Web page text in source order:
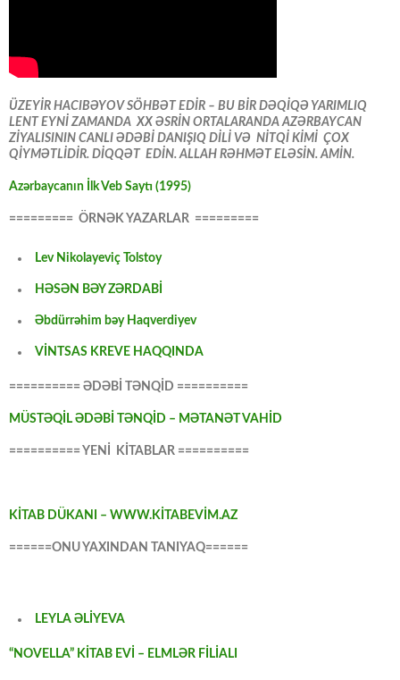
ÜZEYİR HACIBƏYOV SÖHBƏT EDİR – BU BİR DƏQİQƏ YARIMLIQ
LENT EYNİ ZAMANDA XX ƏSRİN ORTALARANDA AZƏRBAYCAN
ZİYALISININ CANLI ƏDƏBİ DANIŞIQ DİLİ VƏ NİTQİ KİMİ ÇOX
QİYMƏTLİDİR. DİQQƏT EDİN. ALLAH RƏHMƏT ELƏSİN. AMİN.
Azərbaycanın İlk Veb Saytı (1995)
========= ÖRNƏK YAZARLAR =========
Lev Nikolayeviç Tolstoy
HƏSƏN BƏY ZƏRDABİ
Əbdürrəhim bəy Haqverdiyev
VİNTSAS KREVE HAQQINDA
========== ƏDƏBİ TƏNQİD ==========
MÜSTƏQİL ƏDƏBİ TƏNQİD – MƏTANƏT VAHİD
========== YENİ KİTABLAR ==========
KİTAB DÜKANI – WWW.KİTABEVİM.AZ
======ONU YAXINDAN TANIYAQ======
LEYLA ƏLİYEVA
“NOVELLA” KİTAB EVİ – ELMLƏR FİLİALI